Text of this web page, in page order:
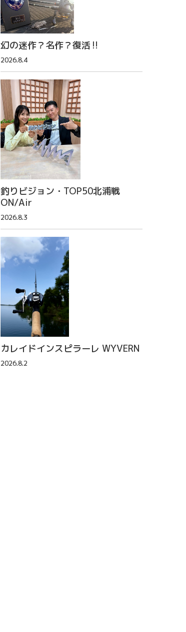
幻の迷作？名作？復活‼
2026.8.4
釣りビジョン・TOP50北浦戦
ON/Air
2026.8.3
カレイドインスピラーレ WYVERN
2026.8.2